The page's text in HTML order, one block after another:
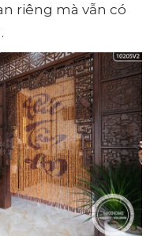
riêng mà vẫn có